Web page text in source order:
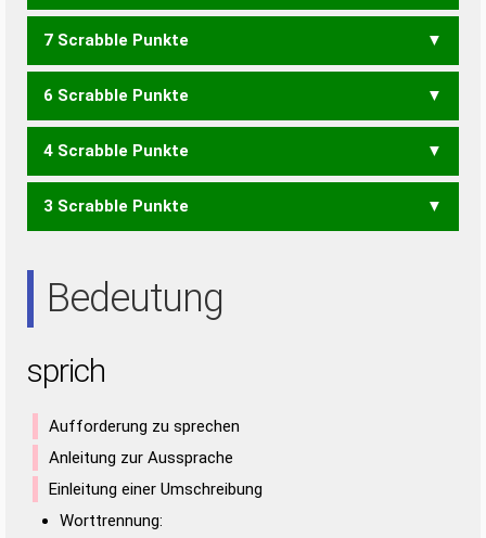
CHIS ICHS PHIS SCHI
7 Scrabble Punkte
CHI HIP PHI SCH RIPS
6 Scrabble Punkte
CIS ICS PIS PRS PSI
4 Scrabble Punkte
HIS IHR
3 Scrabble Punkte
Bedeutung
sprich
Aufforderung zu sprechen
Anleitung zur Aussprache
Einleitung einer Umschreibung
Worttrennung: